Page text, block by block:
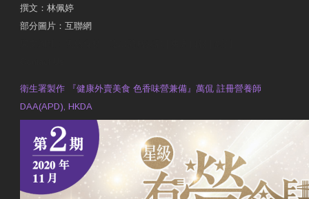
撰文：林佩婷
部分圖片：互聯網
衛生署製作 『健康外賣美食 色香味營兼備』萬侃 註冊營養師
DAA(APD), HKDA